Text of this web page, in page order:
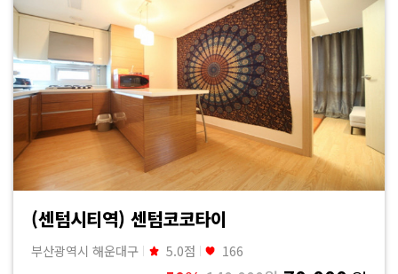
(센텀시티역) 센텀코코타이
부산광역시 해운대구 5.0점 166